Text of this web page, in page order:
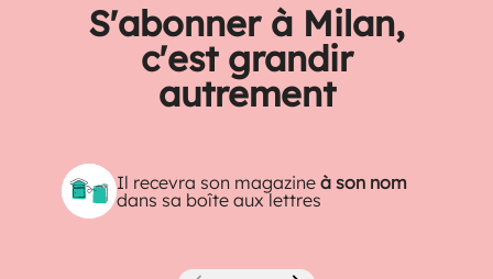
S'abonner à Milan,
c'est grandir
autrement
Il recevra son magazineà son nom
dans sa boîte aux lettres